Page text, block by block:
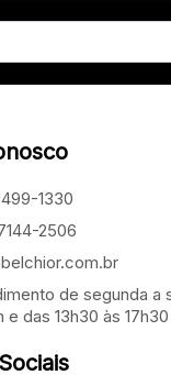
1330
2506
de segunda a
e das 13h30 às 17h30